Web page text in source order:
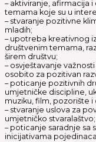
– aktiviranje, afirmacija
temama koje su u
– stvaranje pozitivne
mladih;
– upotreba kreativnog
društvenim temama,
širem društvu;
– osvještavanje
osobito za pozitivan
– poticanje pozitivnih
umjetničke discipline,
muziku, film, pozorište
– stvaranje uslova za
umjetničko stvaralaštvo;
– poticanje saradnje sa
inicijativama